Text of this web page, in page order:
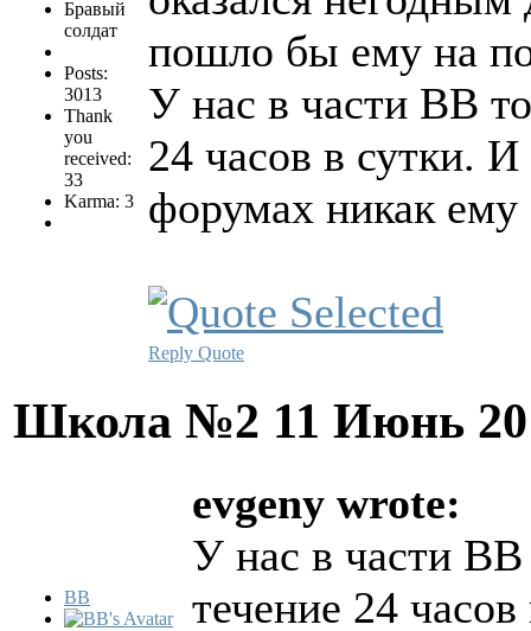
Бравый
солдат
Posts:
3013
Thank
you
received:
33
Karma: 3
пошло бы ему на
У нас в части ВВ
24 часов в сутки.
форумах никак
Reply Quote
Школа №2 11 Июнь
BB
evgeny wrote:
У нас в части
течение 24 часов